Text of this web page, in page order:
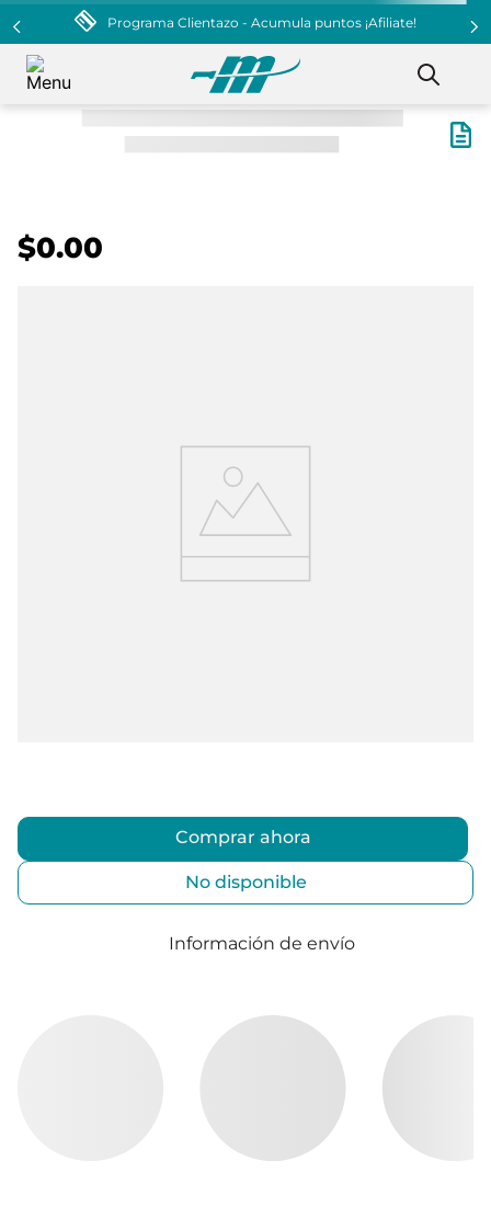
Programa Clientazo - Acumula puntos ¡Afiliate!
$0.00
Comprar ahora
No disponible
Información de envío